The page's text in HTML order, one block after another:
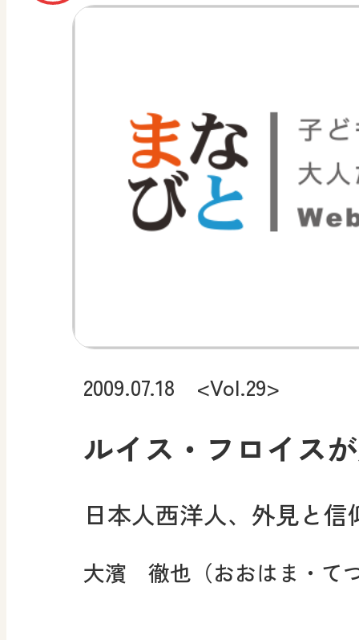
2009.07.18 <Vol.29>
ルイス・フロイス
日本人西洋人、外見と信
大濱 徹也（おおはま・て